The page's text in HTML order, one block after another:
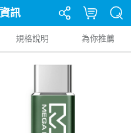
訊
規格說明 為你推薦